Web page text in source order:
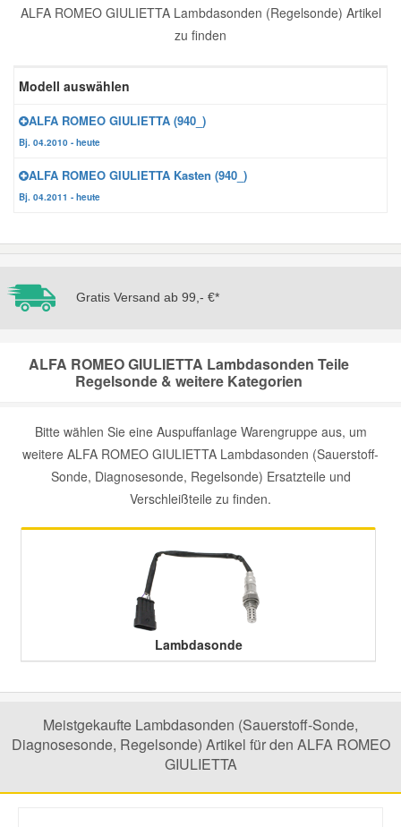
ALFA ROMEO GIULIETTA Lambdasonden (Regelsonde) Artikel
zu finden
Modell auswählen
ALFA ROMEO GIULIETTA (940_)
Bj. 04.2010 - heute
ALFA ROMEO GIULIETTA Kasten (940_)
Bj. 04.2011 - heute
Gratis Versand ab 99,- €*
ALFA ROMEO GIULIETTA Lambdasonden Teile
Regelsonde & weitere Kategorien
Bitte wählen Sie eine Auspuffanlage Warengruppe aus, um
weitere ALFA ROMEO GIULIETTA Lambdasonden (Sauerstoff-
Sonde, Diagnosesonde, Regelsonde) Ersatzteile und
Verschleißteile zu finden.
Lambdasonde
Meistgekaufte Lambdasonden (Sauerstoff-Sonde,
Diagnosesonde, Regelsonde) Artikel für den ALFA ROMEO
GIULIETTA
Zündanlage und Glühanlage
Karosserie Werkzeug
Werkstattbedarf
Winter-Autozubehör
Daihatsu Ersatzteile
Honda Ersatzteile
Jeep Ersatzteile
Lancia Ersatzteile
Mazda Ersatzteile
Mercedes Ersatzteile
Mitsubishi Ersatzteile
Nissan Ersatzteile
Porsche Ersatzteile
Seat Ersatzteile
Skoda Ersatzteile